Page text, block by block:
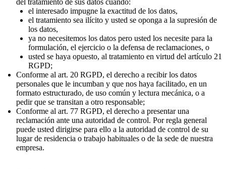
del tratamiento de sus datos cuando:
el interesado impugne la exactitud de los datos,
el tratamiento sea ilícito y usted se oponga a la supresión de
los datos,
ya no necesitemos los datos pero usted los necesite para la
formulación, el ejercicio o la defensa de reclamaciones, o
usted se haya opuesto, al tratamiento en virtud del artículo 21
RGPD;
Conforme al art. 20 RGPD, el derecho a recibir los datos
personales que le incumban y que nos haya facilitado, en un
formato estructurado, de uso común y lectura mecánica, o a
pedir que se transitan a otro responsable;
Conforme al art. 77 RGPD, el derecho a presentar una
reclamación ante una autoridad de control. Por regla general
puede usted dirigirse para ello a la autoridad de control de su
lugar de residencia o trabajo habituales o de la sede de nuestra
empresa.